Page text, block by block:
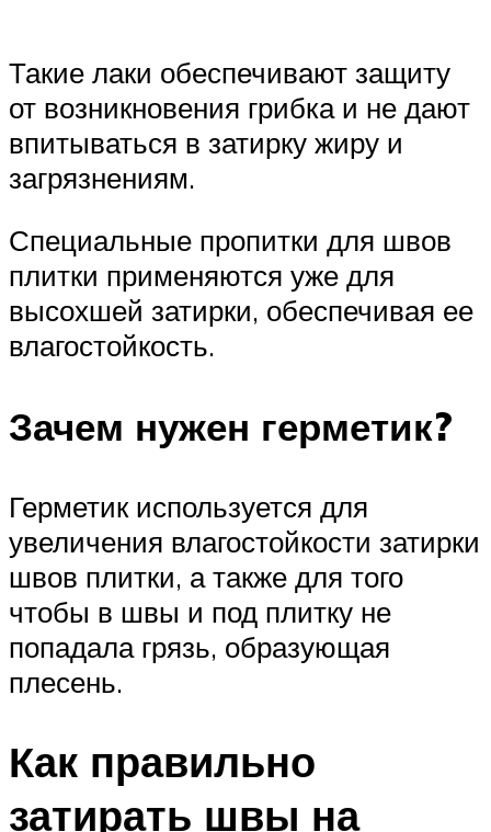
Такие лаки обеспечивают защиту
от возникновения грибка и не дают
впитываться в затирку жиру и
загрязнениям.
Специальные пропитки для швов
плитки применяются уже для
высохшей затирки, обеспечивая ее
влагостойкость.
Зачем нужен герметик?
Герметик используется для
увеличения влагостойкости затирки
швов плитки, а также для того
чтобы в швы и под плитку не
попадала грязь, образующая
плесень.
Как правильно
затирать швы на